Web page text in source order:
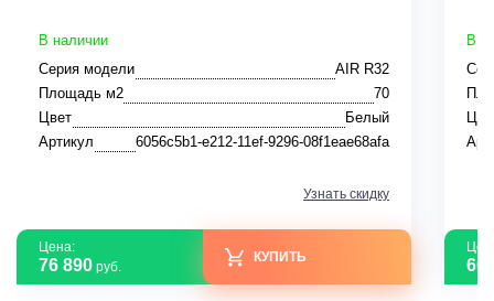
В наличии
Серия модели
AIR R32
Площадь м2
70
Цвет
Белый
Артикул
6056c5b1-e212-11ef-9296-08f1eae68afa
Узнать скидку
Цена:
76 890 руб.
КУПИТЬ
В
60